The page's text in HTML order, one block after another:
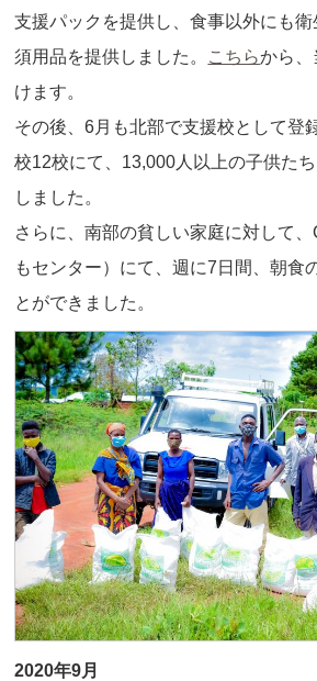
支援パックを提供し、食事以外にも
須用品を提供しました。 こちらから
けます。
その後、6月も北部で支援校として登
校12校にて、13,000人以上の子供た
しました。
さらに、南部の貧しい家庭に対して
もセンター）にて、週に7日間、朝食
とができました。
2020年9月